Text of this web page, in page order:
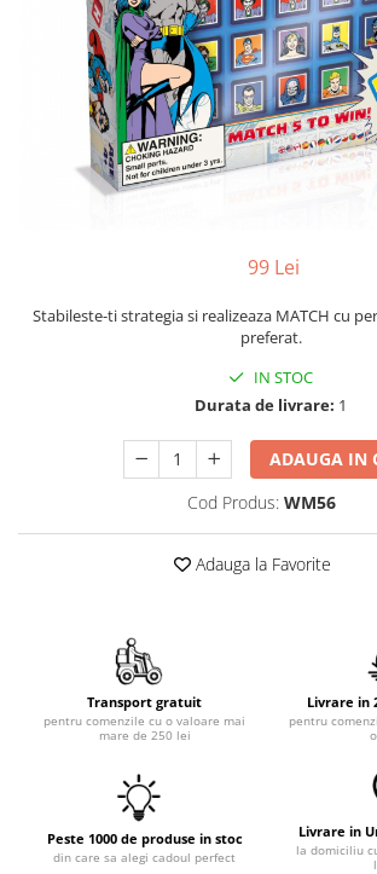
99 Lei
Stabileste-ti strategia si realizeaza MATCH cu
preferat.
IN STOC
Durata de livrare: 1
ADAUGA IN
Cod Produs: WM56
Adauga la Favorite
Transport gratuit
pentru comenzile cu o valoare mai
mare de 250 lei
Livrare in
pentru
Peste 1000 de produse in stoc
din care sa alegi cadoul perfect
Livrare in
la domiciliu